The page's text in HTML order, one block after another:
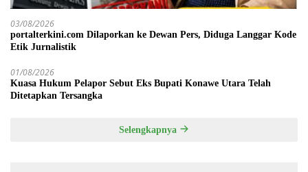
03/08/2026
portalterkini.com Dilaporkan ke Dewan Pers, Diduga Langgar Kode
Etik Jurnalistik
01/08/2026
Kuasa Hukum Pelapor Sebut Eks Bupati Konawe Utara Telah
Ditetapkan Tersangka
Selengkapnya